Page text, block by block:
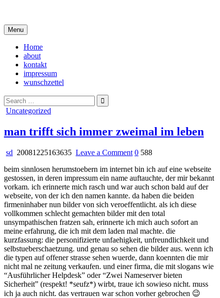
content
Menu
Home
about
kontakt
impressum
wunschzettel
Search
for:
Posted
Uncategorized
man trifft sich immer zweimal im leben
sd 20081225163635 Leave a Commenton
trifft
sich
immer
zweimal
im
leben
0 588
beim sinnlosen herumstoebern im internet bin ich auf eine webseite
gestossen, in deren impressum ein name auftauchte, der mir bekannt
vorkam. ich erinnerte mich rasch und war auch schon bald auf der
webseite, von der ich den namen kannte. da haben die beiden
firmeninhaber nun bilder von sich veroeffentlicht. als ich diese
vollkommen schlecht gemachten bilder mit den total
unsympathischen fratzen sah, erinnerte ich mich auch sofort an
meine erfahrung, die ich mit dem laden mal machte. die
kurzfassung: die personifizierte unfaehigkeit, unfreundlichkeit und
selbstueberschaetzung. und genau so sehen die bilder aus. wenn ich
die typen auf offener strasse sehen wuerde, dann koennten die mir
nicht mal ne zeitung verkaufen. und einer firma, die mit slogans wie
“Ausführlicher Helpdesk” oder “Zwei Nameserver bieten
Sicherheit” (respekt! *seufz*) wirbt, traue ich sowieso nicht. muss
ich ja auch nicht. das vertrauen war schon vorher gebrochen 😉